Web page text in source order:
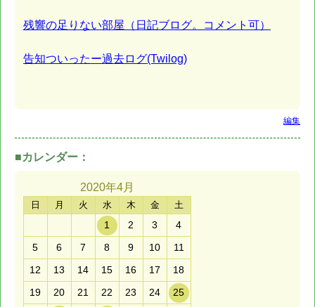
残響の足りない部屋（日記ブログ。コメント可）
告知ついったー過去ログ(Twilog)
編集
■カレンダー：
2020年4月
日 月 火 水 木 金 土
1 2 3
4
5
6 7 8 9 10
11
12
13 14 15 16 17
18
19
20 21 22 23 24
25